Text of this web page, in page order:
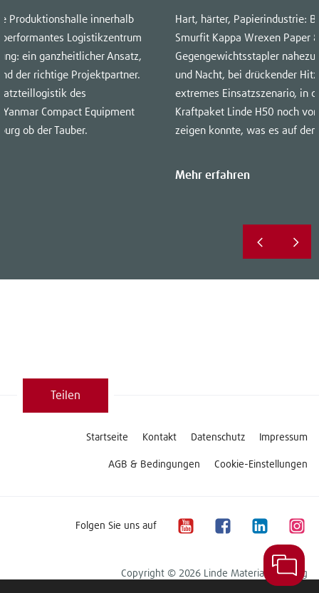
Produktionshalle innerhalb
Logistikzentrum
ein ganzheitlicher Ansatz,
der richtige Projektpartner.
des
Compact Equipment
ob der Tauber.
Hart, härter, Papierindustrie:
Smurfit Kappa Wrexen Paper
Gegengewichtsstapler nahezu
und Nacht, bei drückender
extremes Einsatzszenario, in
Kraftpaket Linde H50 noch
zeigen konnte, was es auf
Mehr erfahren
Teilen
Startseite Kontakt Datenschutz Impressum
AGB & Bedingungen Cookie-Einstellungen
Folgen Sie uns auf
Copyright © 2026 Linde Material Handling